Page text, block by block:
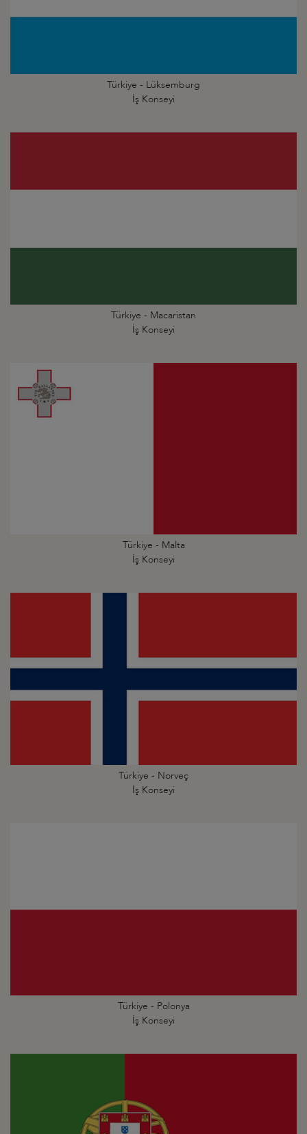
Türkiye - Lüksemburg
İş Konseyi
Türkiye - Macaristan
İş Konseyi
Türkiye - Malta
İş Konseyi
Türkiye - Norveç
İş Konseyi
Türkiye - Polonya
İş Konseyi